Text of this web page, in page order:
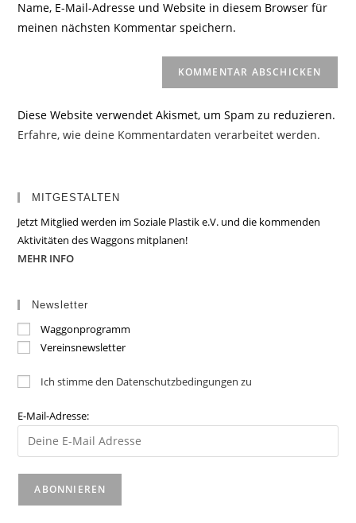
Kommentieren
ein
Name, E-Mail-Adresse und Website in diesem Browser für
meinen nächsten Kommentar speichern.
Diese Website verwendet Akismet, um Spam zu reduzieren.
Erfahre, wie deine Kommentardaten verarbeitet werden.
MITGESTALTEN
Jetzt Mitglied werden im Soziale Plastik e.V. und die kommenden
Aktivitäten des Waggons mitplanen!
MEHR INFO
Newsletter
Waggonprogramm
Vereinsnewsletter
Ich stimme den Datenschutzbedingungen zu
E-Mail-Adresse: